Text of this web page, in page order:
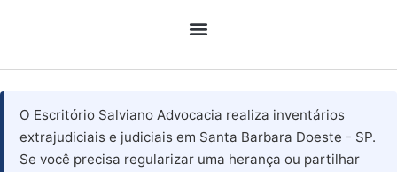
O Escritório Salviano Advocacia realiza inventários
extrajudiciais e judiciais em Santa Barbara Doeste - SP.
Se você precisa regularizar uma herança ou partilhar